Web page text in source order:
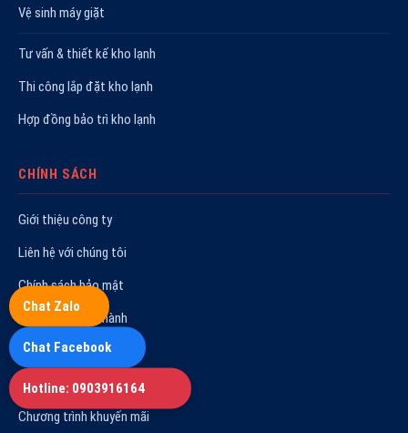
Vệ sinh máy giặt
Tư vấn & thiết kế kho lạnh
Thi công lắp đặt kho lạnh
Hợp đồng bảo trì kho lạnh
CHÍNH SÁCH
Giới thiệu công ty
Liên hệ với chúng tôi
Chính sách bảo mật
Chính sách bảo hành
Quy trình sửa chữa
Hoạt động công ty
Chương trình khuyến mãi
Chat Zalo
Chat Facebook
Hotline: 0903916164